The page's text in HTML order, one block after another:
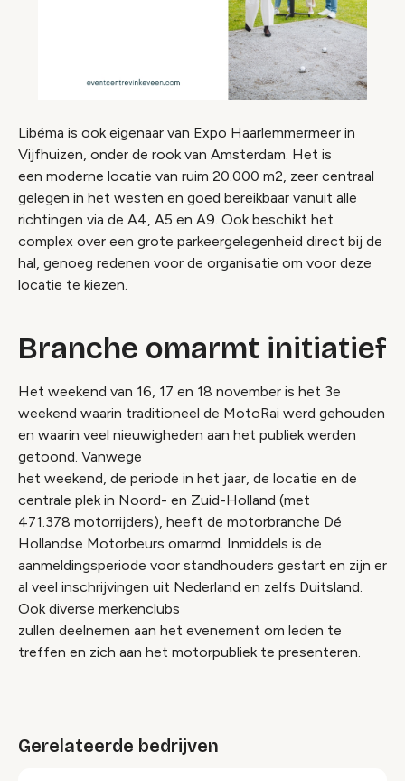
Libéma is ook eigenaar van Expo Haarlemmermeer in
Vijfhuizen, onder de rook van Amsterdam. Het is
een moderne locatie van ruim 20.000 m2, zeer centraal
gelegen in het westen en goed bereikbaar vanuit alle
richtingen via de A4, A5 en A9. Ook beschikt het
complex over een grote parkeergelegenheid direct bij de
hal, genoeg redenen voor de organisatie om voor deze
locatie te kiezen.
Branche omarmt initiatief
Het weekend van 16, 17 en 18 november is het 3e
weekend waarin traditioneel de MotoRai werd gehouden
en waarin veel nieuwigheden aan het publiek werden
getoond. Vanwege
het weekend, de periode in het jaar, de locatie en de
centrale plek in Noord- en Zuid-Holland (met
471.378 motorrijders), heeft de motorbranche Dé
Hollandse Motorbeurs omarmd. Inmiddels is de
aanmeldingsperiode voor standhouders gestart en zijn er
al veel inschrijvingen uit Nederland en zelfs Duitsland.
Ook diverse merkenclubs
zullen deelnemen aan het evenement om leden te
treffen en zich aan het motorpubliek te presenteren.
Gerelateerde bedrijven